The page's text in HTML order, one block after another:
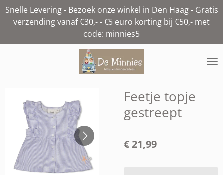
Ga
direct
de
Snelle Levering - Bezoek onze winkel in Den Haag - Gratis
verzending vanaf €30,- - €5 euro korting bij €50,- met
code: minnies5
Feetje topje
gestreept
€ 21,99